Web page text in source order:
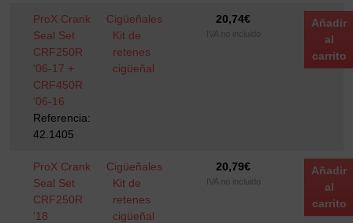
ProX Crank
Seal Set
CRF250R
'06-17 +
CRF450R
'06-16
Referencia:
42.1405
Cigüeñales
Kit de
retenes
cigüeñal
20,74€
IVA no incluido
Añadir
al
carrito
ProX Crank
Seal Set
CRF250R
'18
Cigüeñales
Kit de
retenes
cigüeñal
20,79€
IVA no incluido
Añadir
al
carrito